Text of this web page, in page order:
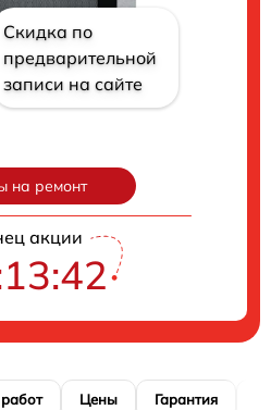
Скидка по
предварительной
записи на сайте
на ремонт
акции
Цены Гарантия